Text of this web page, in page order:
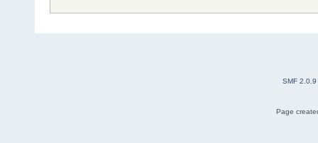
SMF 2.0.9
Page